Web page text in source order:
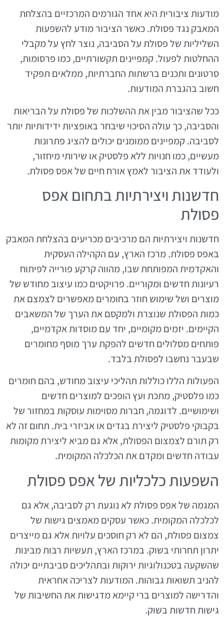
מודעות ציבורית היא אחד הגורמים המרכזיים בהצלחת
המאבק נגד פסולת. כאשר הציבור מודע להשפעות
השליליות של פסולת על הסביבה, נוצר לחץ על מקבלי
ההחלטות לפעול. קמפיינים תקשורתיים, כמו פרסומות,
סרטונים ותכנים ברשתות החברתיות, ממלאים תפקיד
חשוב בהגברת המודעות.
ככל שהציבור מבין את ההשלכות של פסולת על הבריאות
והסביבה, כך עולה הסיכוי שיבחר באופציות ידידותיות יותר
לסביבה. קמפיינים ממומנים יכולים להציג פתרונות
מעשיים, כמו חנויות ללא פלסטיק או שירותי מיחזור,
ולעודד את הציבור לאמץ אורח חיים של אפס פסולת.
חדשנות ויצירתיות בתחום אפס
פסולת
חדשנות ויצירתיות הם מרכיבים מכריעים בהצלחת המאבק
באפס פסולת. מרכז הארץ, עם הקהילה העסקית
והאקדמית המפותחת שבו, מהווה קרקע פורייה לפיתוח
רעיונות חדשים ומקוריים. פרויקטים כמו עיצוב מחודש של
מוצרים ושל שימוש חוזר בחומרים מאפשרים לצמצם את
כמות הפסולת שנוצרת ולמקסם את הערך של המשאבים
הקיימים. יזמים מקומיים, יחד עם מוסדות אקדמיים,
פותחים מסלולים חדשים להפקת ערך מוסף מחומרים
שבעבר נחשבו לפסולת בלבד.
הפעולות הללו כוללות תהליכי עיצוב מחודש, בהם חומרים
כמו פלסטיק, מתכת ועץ הופכים למוצרים חדשים
ושימושיים. לדוגמה, חברות מסוימות עוסקות במחזור של
בקבוקי פלסטיק ליצירת בגדים או אביזרי בית. תחום זה לא
רק תורם לצמצום הפסולת, אלא גם מביא ליצירת מקומות
עבודה חדשים ומקדם את הכלכלה המקומית.
השפעות כלכליות של אפס פסולת
המגמה של אפס פסולת לא נוגעת רק לסביבה, אלא גם
לכלכלה המקומית. כאשר עסקים מאמצים גישות של
צמצום פסולת, הם לא רק חוסכים עלויות אלא גם מייצרים
יתרון תחרותי בשוק. במרכז הארץ, תעשיות רבות מבינות
שהשקעה בטכנולוגיות ירוקות ובתהליכים סביבתיים יכולה
להניב תשואות גבוהות. המודעות לצריכה אחראית
והדרישה למוצרים ברי קיימא מדגישות את החשיבות של
גישות חדשות בשוק.